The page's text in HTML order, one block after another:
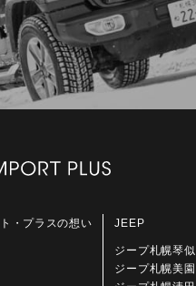
・プラスの想い JEEP
ジープ札幌琴似
ジープ札幌美園